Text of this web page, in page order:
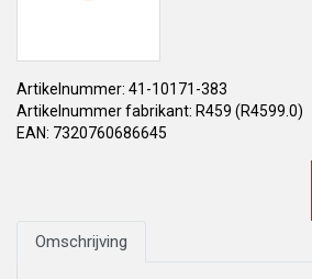
Artikelnummer: 41-10171-383
Artikelnummer fabrikant: R459 (R4599.0)
EAN: 7320760686645
Omschrijving